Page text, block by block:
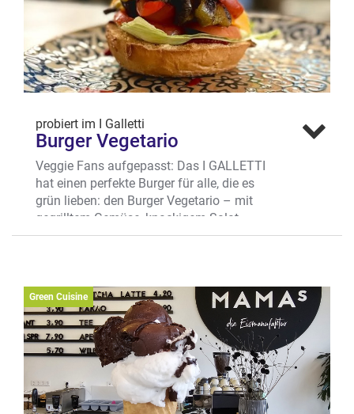
probiert im I Galletti
Burger Vegetario
Veggie Fans aufgepasst: Das I GALLETTI
hat einen perfekte Burger für alle, die es
grün lieben: den Burger Vegetario – mit
gegrilltem Gemüse, knackigem Salat,
Tomaten, cremigem Ziegenkäse und
Kräutermayonnaise –köstlich!
Wo? An der Germania Brauerei 4,
Germania Campus
Mehr erfahren
Green Cuisine